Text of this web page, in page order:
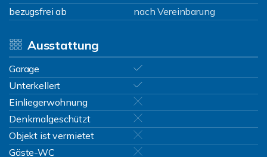
bezugsfrei ab
nach Vereinbarung
Ausstattung
Garage
Unterkellert
Einliegerwohnung
Denkmalgeschützt
Objekt ist vermietet
Gäste-WC